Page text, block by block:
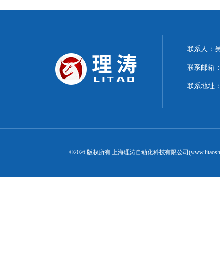
联系人：
联系邮箱
联系地址
©2026 版权所有 上海理涛自动化科技有限公司